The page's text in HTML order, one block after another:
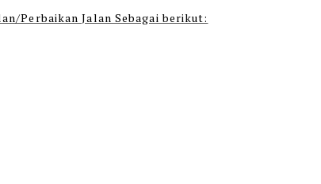
Perbaikan Jalan Sebagai berikut: